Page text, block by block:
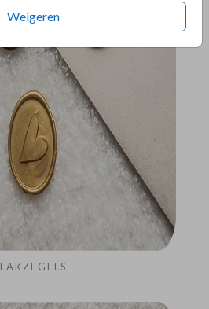
Weigeren
LAKZEGELS